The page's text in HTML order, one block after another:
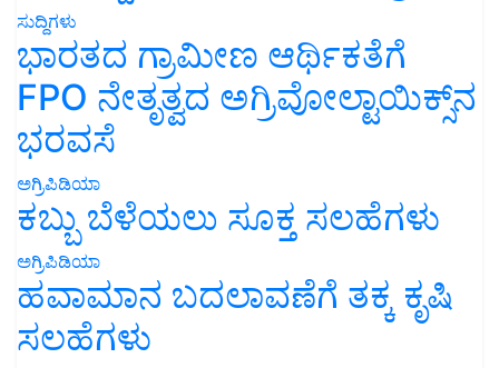
ಸುದ್ದಿಗಳು
ಭಾರತದ ಗ್ರಾಮೀಣ ಆರ್ಥಿಕತೆಗೆ
FPO ನೇತೃತ್ವದ ಅಗ್ರಿವೋಲ್ಟಾಯಿಕ್ಸ್‌ನ
ಭರವಸೆ
ಅಗ್ರಿಪಿಡಿಯಾ
ಕಬ್ಬು ಬೆಳೆಯಲು ಸೂಕ್ತ ಸಲಹೆಗಳು
ಅಗ್ರಿಪಿಡಿಯಾ
ಹವಾಮಾನ ಬದಲಾವಣೆಗೆ ತಕ್ಕ ಕೃಷಿ
ಸಲಹೆಗಳು